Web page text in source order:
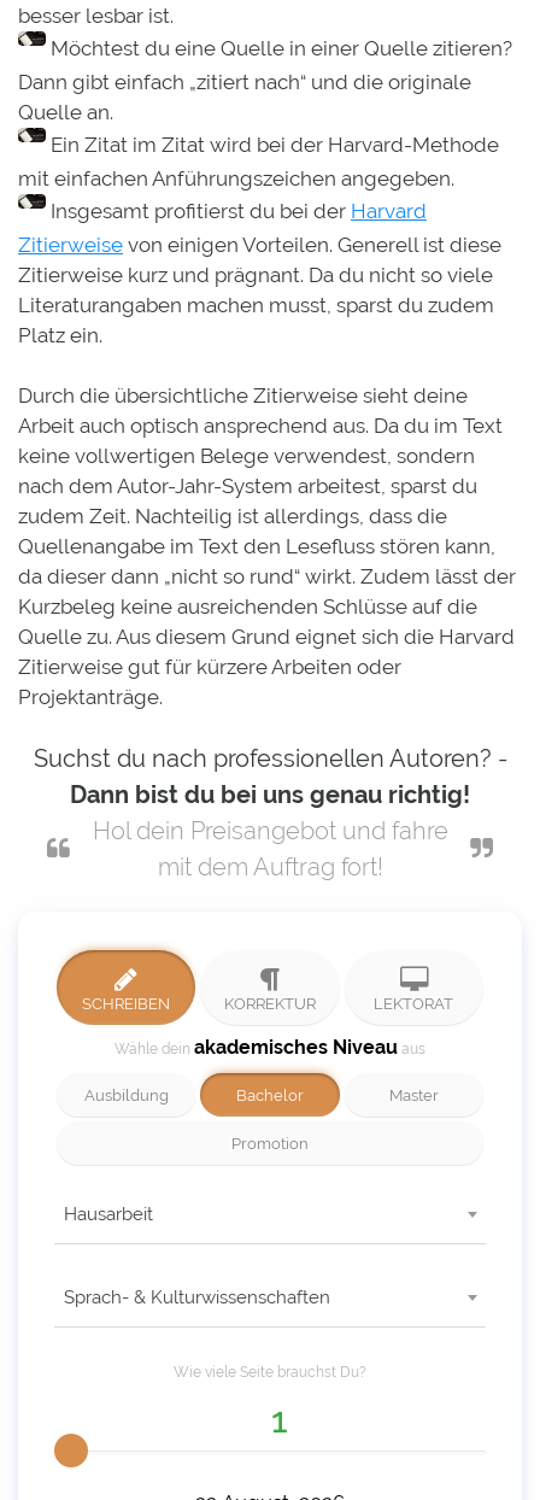
besser lesbar ist.
Möchtest du eine Quelle in einer Quelle zitieren?
Dann gibt einfach „zitiert nach“ und die originale
Quelle an.
Ein Zitat im Zitat wird bei der Harvard-Methode
mit einfachen Anführungszeichen angegeben.
Insgesamt profitierst du bei der Harvard
Zitierweise von einigen Vorteilen. Generell ist diese
Zitierweise kurz und prägnant. Da du nicht so viele
Literaturangaben machen musst, sparst du zudem
Platz ein.
Durch die übersichtliche Zitierweise sieht deine
Arbeit auch optisch ansprechend aus. Da du im Text
keine vollwertigen Belege verwendest, sondern
nach dem Autor-Jahr-System arbeitest, sparst du
zudem Zeit. Nachteilig ist allerdings, dass die
Quellenangabe im Text den Lesefluss stören kann,
da dieser dann „nicht so rund“ wirkt. Zudem lässt der
Kurzbeleg keine ausreichenden Schlüsse auf die
Quelle zu. Aus diesem Grund eignet sich die Harvard
Zitierweise gut für kürzere Arbeiten oder
Projektanträge.
Suchst du nach professionellen Autoren? -
Dann bist du bei uns genau richtig!
Hol dein Preisangebot und fahre
mit dem Auftrag fort!
SCHREIBEN KORREKTUR LEKTORAT
Wähle dein akademisches Niveau aus
Ausbildung Bachelor Master
Promotion
Hausarbeit
Sprach- & Kulturwissenschaften
Wie viele Seite brauchst Du?